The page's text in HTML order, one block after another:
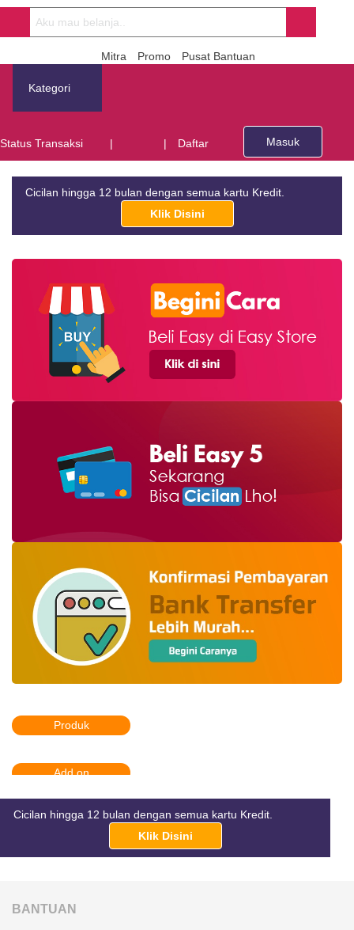
Mitra Promo Pusat Bantuan
Kategori
Status Transaksi | | Daftar Masuk
Cicilan hingga 12 bulan dengan semua kartu Kredit.
Klik Disini
Produk
Add on
Cicilan hingga 12 bulan dengan semua kartu Kredit.
Klik Disini
BANTUAN